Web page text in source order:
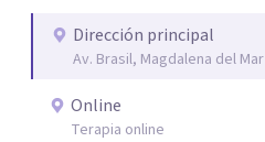
Dirección principal
Av. Brasil, Magdalena del Mar
Online
Terapia online